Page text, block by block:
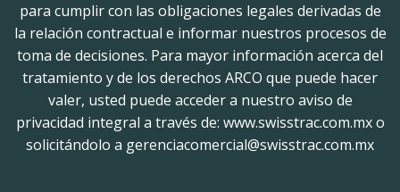
para cumplir con las obligaciones legales derivadas de
la relación contractual e informar nuestros procesos de
toma de decisiones. Para mayor información acerca del
tratamiento y de los derechos ARCO que puede hacer
valer, usted puede acceder a nuestro aviso de
privacidad integral a través de: www.swisstrac.com.mx o
solicitándolo a gerenciacomercial@swisstrac.com.mx